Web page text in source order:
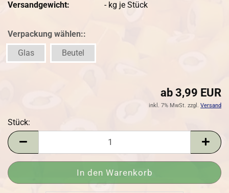
Versandgewicht: -kg je Stück
Verpackung wählen::
Glas
Beutel
ab 3,99 EUR
inkl. 7% MwSt. zzgl. Versand
Stück:
Stück